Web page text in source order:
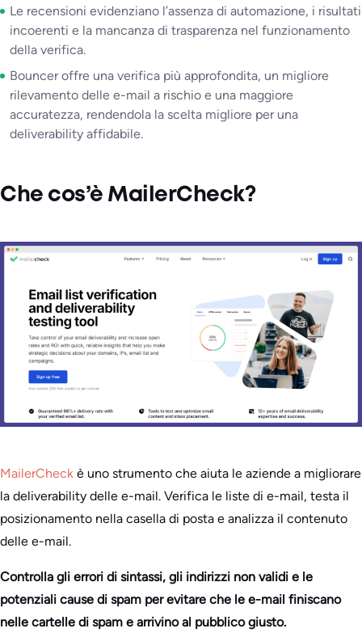
Le recensioni evidenziano l’assenza di automazione, i risultati
incoerenti e la mancanza di trasparenza nel funzionamento
della verifica.
Bouncer offre una verifica più approfondita, un migliore
rilevamento delle e-mail a rischio e una maggiore
accuratezza, rendendola la scelta migliore per una
deliverability affidabile.
Che cos’è MailerCheck?
MailerCheck è uno strumento che aiuta le aziende a migliorare
la deliverability delle e-mail. Verifica le liste di e-mail, testa il
posizionamento nella casella di posta e analizza il contenuto
delle e-mail.
Controlla gli errori di sintassi, gli indirizzi non validi e le
potenziali cause di spam per evitare che le e-mail finiscano
nelle cartelle di spam e arrivino al pubblico giusto.